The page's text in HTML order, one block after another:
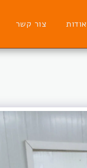
אודות צור קשר